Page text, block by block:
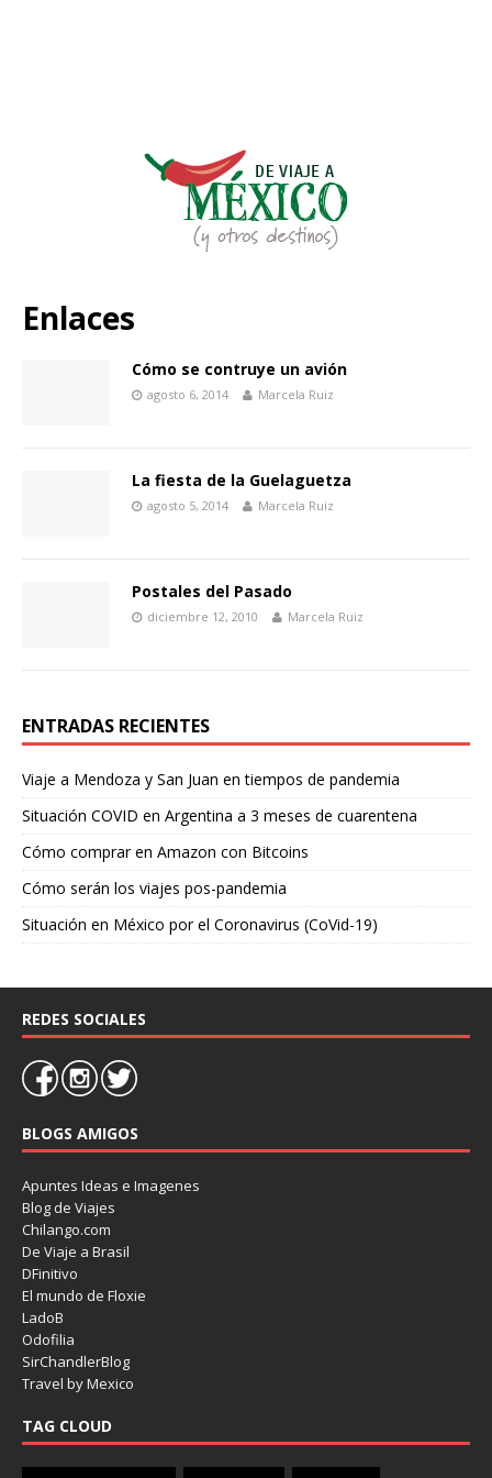
Enlaces
Cómo se contruye un avión
agosto 6, 2014 Marcela Ruiz
La fiesta de la Guelaguetza
agosto 5, 2014 Marcela Ruiz
Postales del Pasado
diciembre 12, 2010 Marcela Ruiz
ENTRADAS RECIENTES
Viaje a Mendoza y San Juan en tiempos de pandemia
Situación COVID en Argentina a 3 meses de cuarentena
Cómo comprar en Amazon con Bitcoins
Cómo serán los viajes pos-pandemia
Situación en México por el Coronavirus (CoVid-19)
REDES SOCIALES
BLOGS AMIGOS
Apuntes Ideas e Imagenes
Blog de Viajes
Chilango.com
De Viaje a Brasil
DFinitivo
El mundo de Floxie
LadoB
Odofilia
SirChandlerBlog
Travel by Mexico
TAG CLOUD